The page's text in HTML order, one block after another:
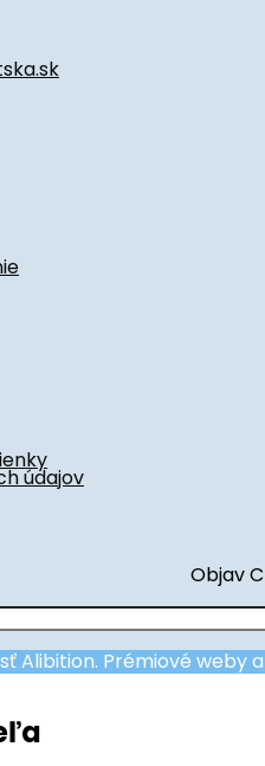
údajov
Objav
Alibition. Prémiové weby